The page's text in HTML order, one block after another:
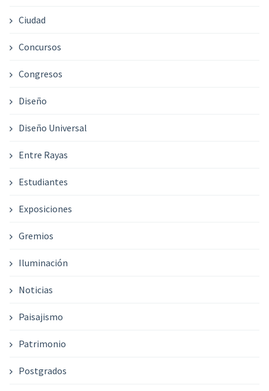
Ciudad
Concursos
Congresos
Diseño
Diseño Universal
Entre Rayas
Estudiantes
Exposiciones
Gremios
Iluminación
Noticias
Paisajismo
Patrimonio
Postgrados